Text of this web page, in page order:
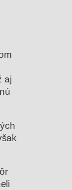
aj